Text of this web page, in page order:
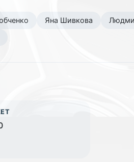
Яна Шивкова